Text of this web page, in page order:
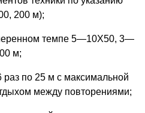
200 м);
темпе 5—10X50, 3—
м;
по 25 м с максимальной
между повторениями;